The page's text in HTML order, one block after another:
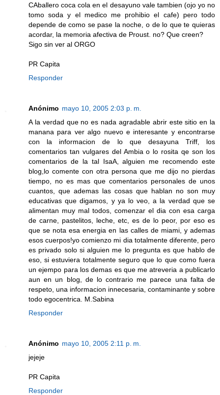
CAballero coca cola en el desayuno vale tambien (ojo yo no
tomo soda y el medico me prohibio el cafe) pero todo
depende de como se pase la noche, o de lo que te quieras
acordar, la memoria afectiva de Proust. no? Que creen?
Sigo sin ver al ORGO
PR Capita
Responder
Anónimo mayo 10, 2005 2:03 p. m.
A la verdad que no es nada agradable abrir este sitio en la
manana para ver algo nuevo e interesante y encontrarse
con la informacion de lo que desayuna Triff, los
comentarios tan vulgares del Ambia o lo rosita qe son los
comentarios de la tal IsaA, alguien me recomendo este
blog,lo comente con otra persona que me dijo no pierdas
tiempo, no es mas que comentarios personales de unos
cuantos, que ademas las cosas que hablan no son muy
educativas que digamos, y ya lo veo, a la verdad que se
alimentan muy mal todos, comenzar el dia con esa carga
de carne, pastelitos, leche, etc, es de lo peor, por eso es
que se nota esa energia en las calles de miami, y ademas
esos cuerpos!yo comienzo mi dia totalmente diferente, pero
es privado solo si alguien me lo pregunta es que hablo de
eso, si estuviera totalmente seguro que lo que como fuera
un ejempo para los demas es que me atreveria a publicarlo
aun en un blog, de lo contrario me parece una falta de
respeto, una informacion innecesaria, contaminante y sobre
todo egocentrica. M.Sabina
Responder
Anónimo mayo 10, 2005 2:11 p. m.
jejeje
PR Capita
Responder